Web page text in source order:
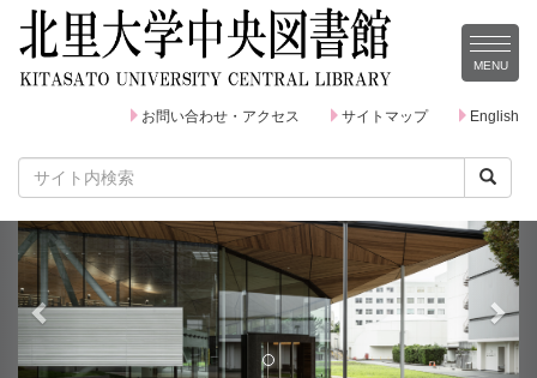
お問い合わせ・アクセス サイトマップ English
MENU
MENU
P
r
e
v
N
e
x
t